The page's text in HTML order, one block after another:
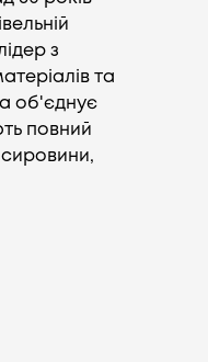
з
та
об'єднує
повний
сировини,